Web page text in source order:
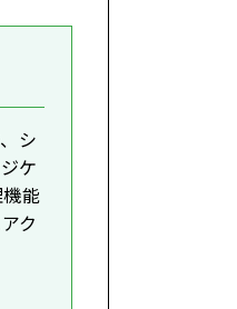
シ
ケ
能
ク